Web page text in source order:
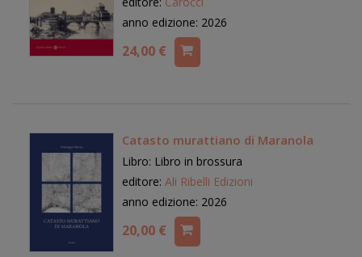
anno edizione: 2026
24,00 €
Catasto murattiano di Maranola
Libro: Libro in brossura
editore: Ali Ribelli Edizioni
anno edizione: 2026
20,00 €